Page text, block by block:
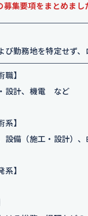
募集要項をまとめまし
び勤務地を特定せず
職】
設計、機電 など
系】
設備（施工・設計）
系】